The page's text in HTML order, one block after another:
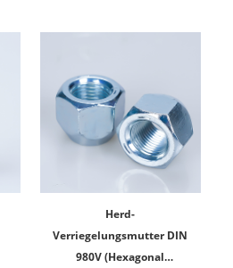
Herd-
Verriegelungsmutter DIN
980V (Hexagonal